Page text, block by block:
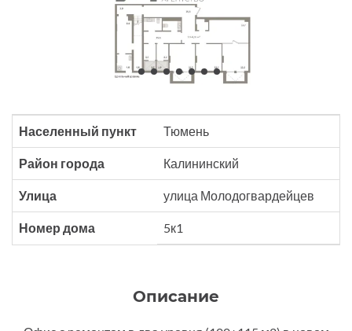
Населенный пункт Тюмень
Район города Калининский
Улица улица Молодогвардейцев
Номер дома 5к1
Описание